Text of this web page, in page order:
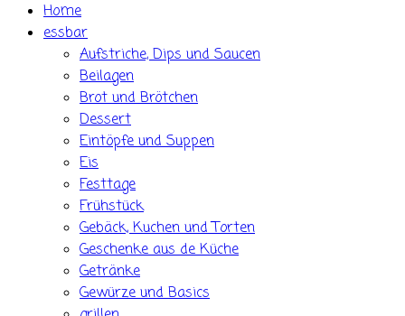
Home
essbar
Aufstriche, Dips und Saucen
Beilagen
Brot und Brötchen
Dessert
Eintöpfe und Suppen
Eis
Festtage
Frühstück
Gebäck, Kuchen und Torten
Geschenke aus de Küche
Getränke
Gewürze und Basics